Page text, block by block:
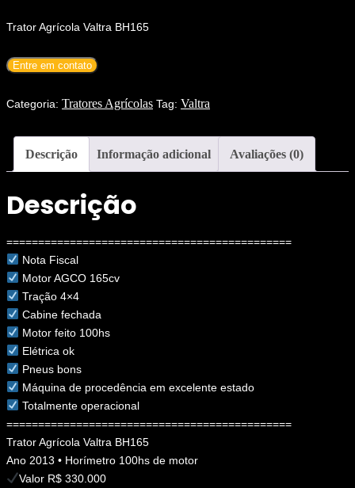
Trator Agrícola Valtra BH165
Entre em contato
Categoria: Tratores Agrícolas Tag: Valtra
Descrição Informação adicional Avaliações (0)
Descrição
=============================================
Nota Fiscal
Motor AGCO 165cv
Tração 4×4
Cabine fechada
Motor feito 100hs
Elétrica ok
Pneus bons
Máquina de procedência em excelente estado
Totalmente operacional
=============================================
Trator Agrícola Valtra BH165
Ano 2013 • Horímetro 100hs de motor
Valor R$ 330.000